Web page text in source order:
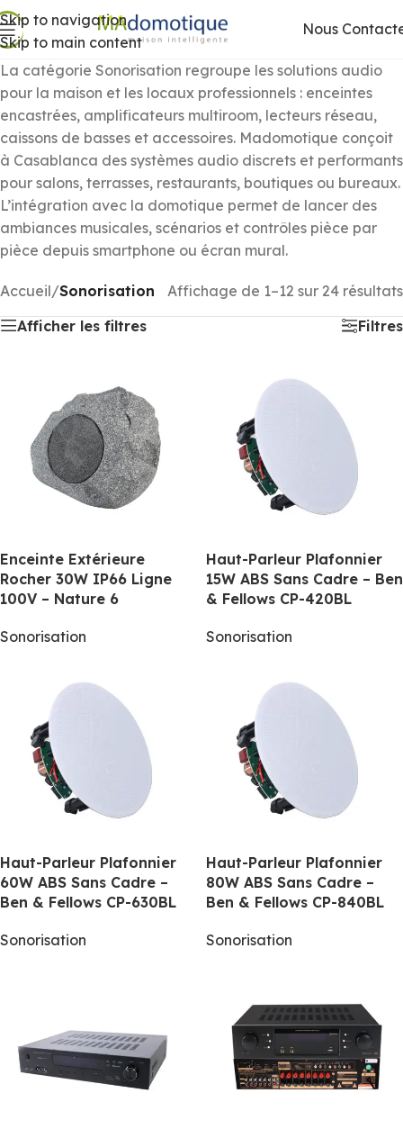
Skip to navigation
Skip to main content
Nous
La catégorie Sonorisation regroupe les solutions audio
pour la maison et les locaux professionnels : enceintes
encastrées, amplificateurs multiroom, lecteurs réseau,
caissons de basses et accessoires. Madomotique conçoit
à Casablanca des systèmes audio discrets et performants
pour salons, terrasses, restaurants, boutiques ou bureaux.
L’intégration avec la domotique permet de lancer des
ambiances musicales, scénarios et contrôles pièce par
pièce depuis smartphone ou écran mural.
Accueil/Sonorisation
Affichage de 1–12 sur 24 résultats
Afficher les filtres
Filtres
Enceinte Extérieure
Rocher 30W IP66 Ligne
100V – Nature 6
Sonorisation
Haut-Parleur Plafonnier
15W ABS Sans Cadre – Ben
& Fellows CP-420BL
Sonorisation
Haut-Parleur Plafonnier
60W ABS Sans Cadre –
Ben & Fellows CP-630BL
Sonorisation
Haut-Parleur Plafonnier
80W ABS Sans Cadre –
Ben & Fellows CP-840BL
Sonorisation